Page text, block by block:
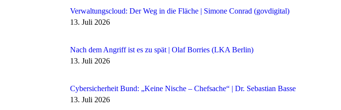
Verwaltungscloud: Der Weg in die Fläche | Simone Conrad (govdigital)
13. Juli 2026
Nach dem Angriff ist es zu spät | Olaf Borries (LKA Berlin)
13. Juli 2026
Cybersicherheit Bund: „Keine Nische – Chefsache“ | Dr. Sebastian Basse
13. Juli 2026